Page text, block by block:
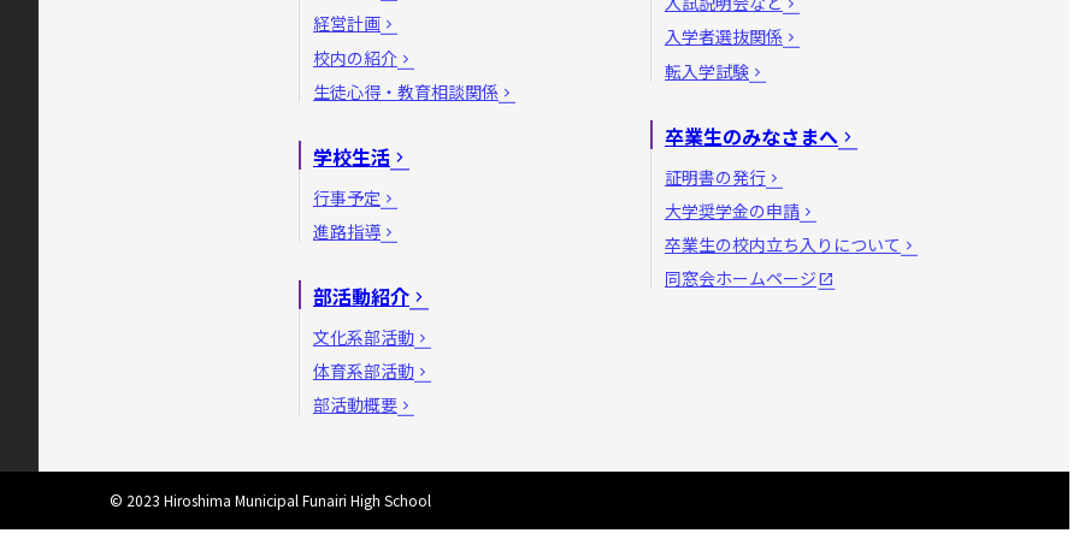
経営計画
校内の紹介
生徒心得・教育相談関係
学校生活
行事予定
進路指導
部活動紹介
文化系部活動
体育系部活動
部活動概要
入学者選抜関係
転入学試験
卒業生のみなさまへ
証明書の発行
大学奨学金の申請
卒業生の校内立ち入りについて
同窓会ホームページ
© 2023 Hiroshima Municipal Funairi High School